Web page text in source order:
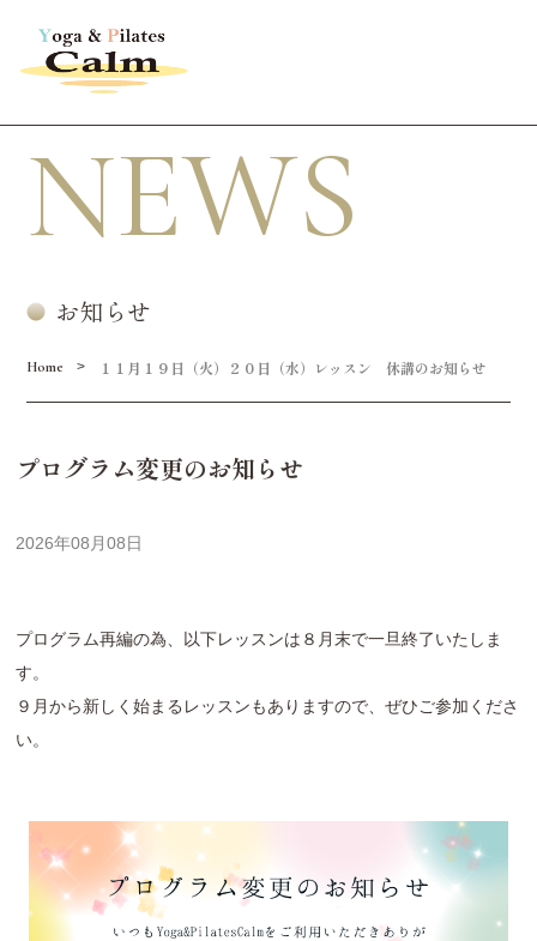
NEWS
お知らせ
Home > １１月１９日（火）２０日（水）レッスン 休講のお知らせ
プログラム変更のお知らせ
2026年08月08日
プログラム再編の為、以下レッスンは８月末で一旦終了いたしま
す。
９月から新しく始まるレッスンもありますので、ぜひご参加くださ
い。